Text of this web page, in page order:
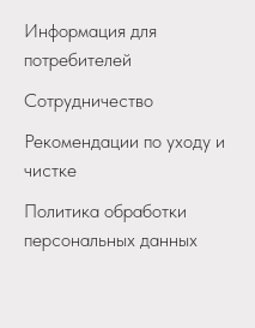
Информация для
потребителей
Сотрудничество
Рекомендации по уходу и
чистке
Политика обработки
персональных данных